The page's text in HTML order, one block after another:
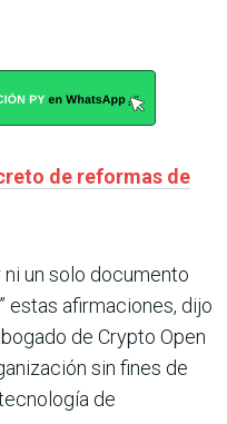
de reformas de
un solo documento
estas afirmaciones, dijo
de Crypto Open
sin fines de
de